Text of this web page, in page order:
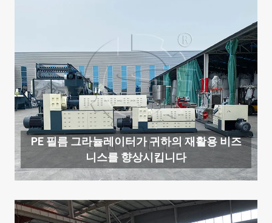
PE 필름 그라뉼레이터가 귀하의 재활용 비즈
니스를 향상시킵니다